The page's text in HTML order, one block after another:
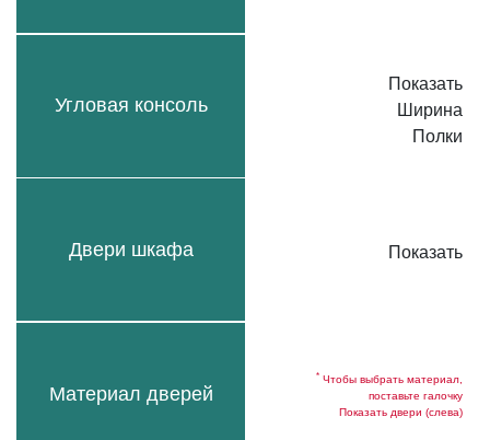
Угловая консоль
Двери шкафа
Материал дверей
Показать
Ширина
Полки
Показать
* Чтобы выбрать материал,
поставьте галочку
Показать двери (слева)